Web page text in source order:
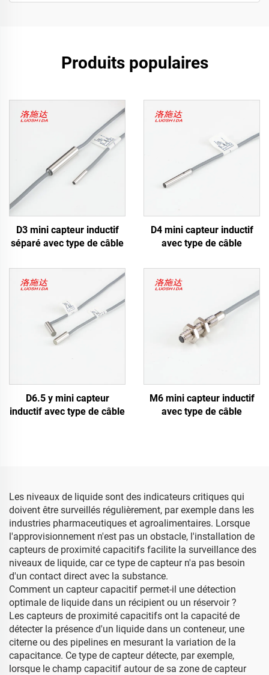
Produits populaires
D3 mini capteur inductif
séparé avec type de câble
D4 mini capteur inductif
avec type de câble
D6.5 y mini capteur
inductif avec type de câble
M6 mini capteur inductif
avec type de câble
Les niveaux de liquide sont des indicateurs critiques qui
doivent être surveillés régulièrement, par exemple dans les
industries pharmaceutiques et agroalimentaires. Lorsque
l'approvisionnement n'est pas un obstacle, l'installation de
capteurs de proximité capacitifs facilite la surveillance des
niveaux de liquide, car ce type de capteur n'a pas besoin
d'un contact direct avec la substance.
Comment un capteur capacitif permet-il une détection
optimale de liquide dans un récipient ou un réservoir ?
Les capteurs de proximité capacitifs ont la capacité de
détecter la présence d'un liquide dans un conteneur, une
citerne ou des pipelines en mesurant la variation de la
capacitance. Ce type de capteur détecte, par exemple,
lorsque le champ capacitif autour de sa zone de capteur